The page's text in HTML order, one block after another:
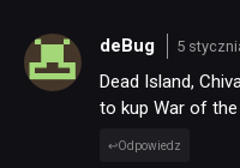
deBug 5
Dead Island,
to kup War of
Odpowiedz